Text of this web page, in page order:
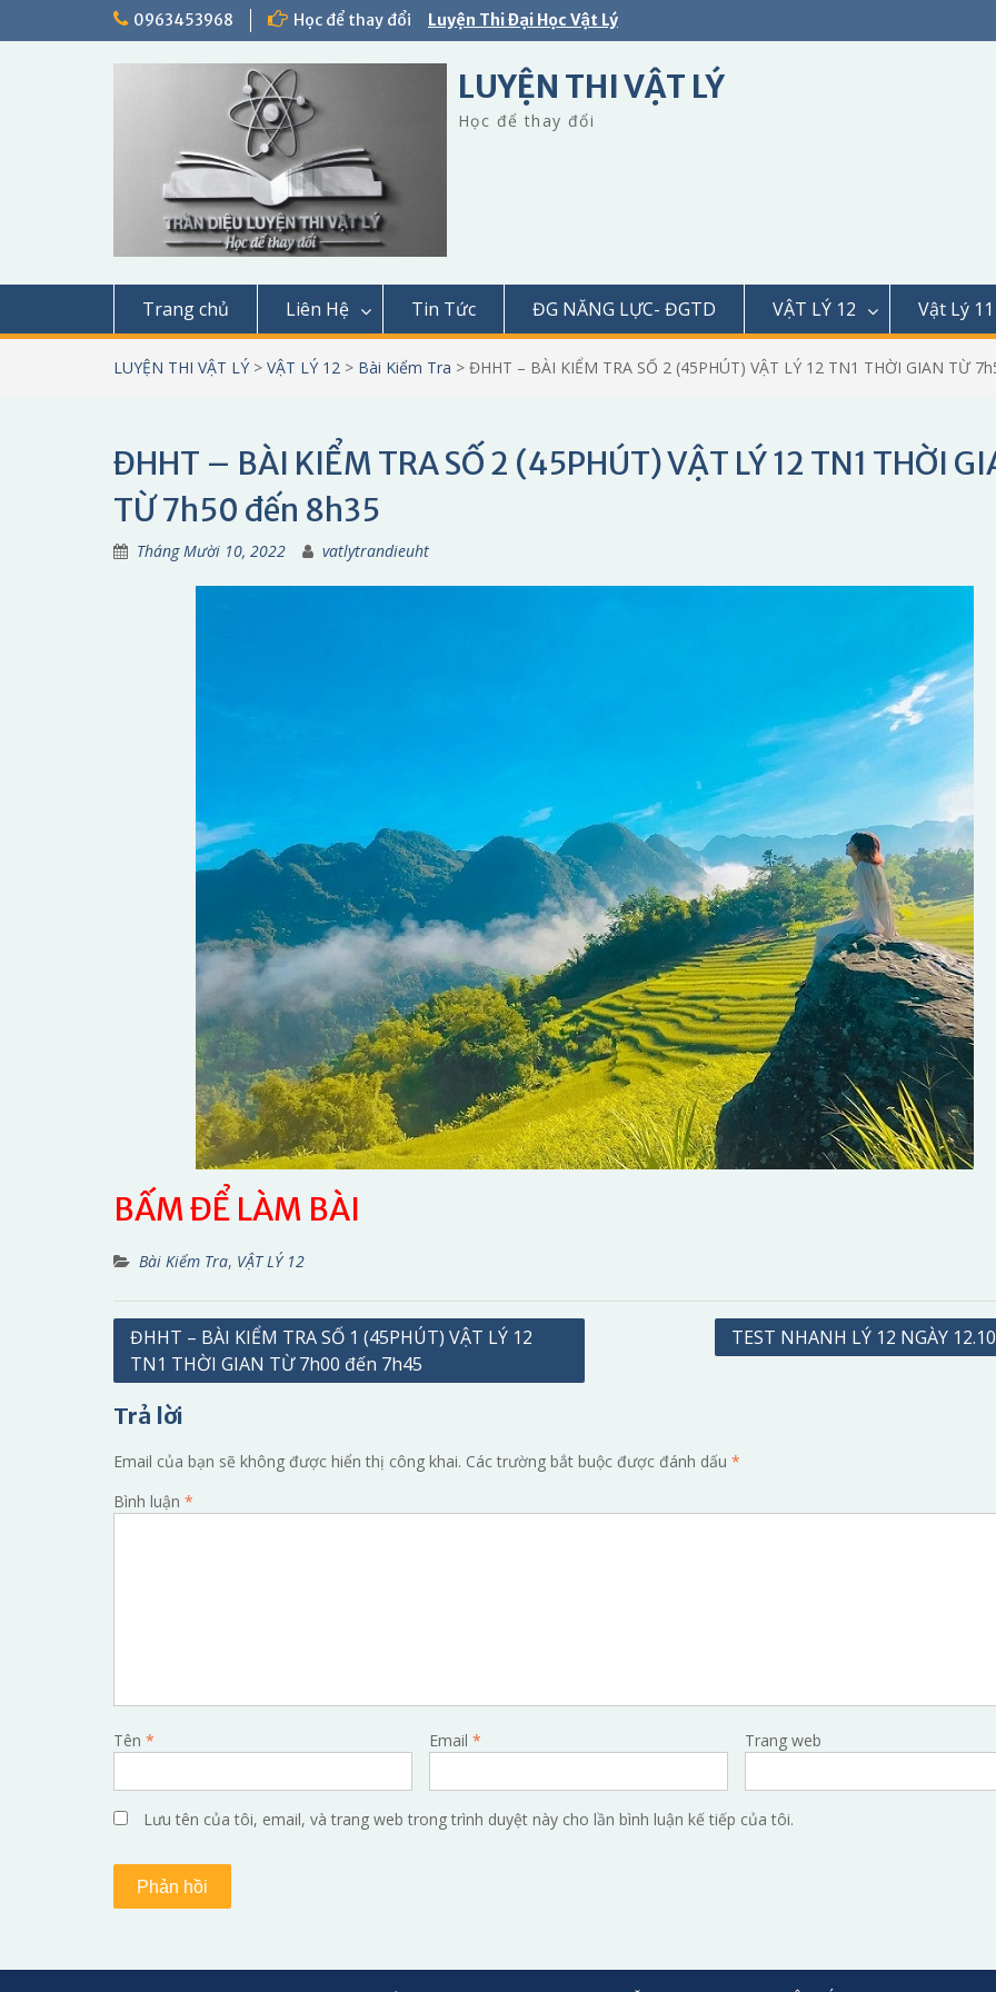
0963453968 Học để thay đổi Luyện Thi Đại Học Vật Lý
LUYỆN THI VẬT LÝ
Học để thay đổi
Trang chủ Liên Hệ Tin Tức ĐG NĂNG LỰC- ĐGTD VẬT LÝ 12 Vật Lý 11
LUYỆN THI VẬT LÝ > VẬT LÝ 12 > Bài Kiểm Tra > ĐHHT – BÀI KIỂM TRA SỐ 2 (45PHÚT) VẬT LÝ 12 TN1 THỜI GIAN TỪ
ĐHHT – BÀI KIỂM TRA SỐ 2 (45PHÚT) VẬT LÝ 12 TN1 THỜI
TỪ 7h50 đến 8h35
Tháng Mười 10, 2022 vatlytrandieuht
BẤM ĐỂ LÀM BÀI
Bài Kiểm Tra, VẬT LÝ 12
Điều
hướng
bài
viết
ĐHHT – BÀI KIỂM TRA SỐ 1 (45PHÚT) VẬT LÝ 12
TN1 THỜI GIAN TỪ 7h00 đến 7h45
TEST NHANH LÝ 12 NGÀY
Trả lời
Email của bạn sẽ không được hiển thị công khai. Các trường bắt buộc được đánh dấu *
Bình luận *
Tên * Email * Trang web
Lưu tên của tôi, email, và trang web trong trình duyệt này cho lần bình luận kế tiếp của tôi.